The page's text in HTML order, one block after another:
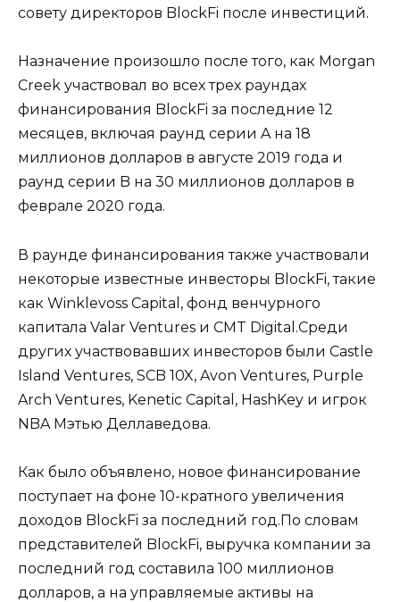
совету директоров BlockFi после инвестиций.
Назначение произошло после того, как Morgan
Creek участвовал во всех трех раундах
финансирования BlockFi за последние 12
месяцев, включая раунд серии A на 18
миллионов долларов в августе 2019 года и
раунд серии B на 30 миллионов долларов в
феврале 2020 года.
В раунде финансирования также участвовали
некоторые известные инвесторы BlockFi, такие
как Winklevoss Capital, фонд венчурного
капитала Valar Ventures и CMT Digital.Среди
других участвовавших инвесторов были Castle
Island Ventures, SCB 10X, Avon Ventures, Purple
Arch Ventures, Kenetic Capital, HashKey и игрок
NBA Мэтью Деллаведова.
Как было объявлено, новое финансирование
поступает на фоне 10-кратного увеличения
доходов BlockFi за последний год.По словам
представителей BlockFi, выручка компании за
последний год составила 100 миллионов
долларов, а на управляемые активы на